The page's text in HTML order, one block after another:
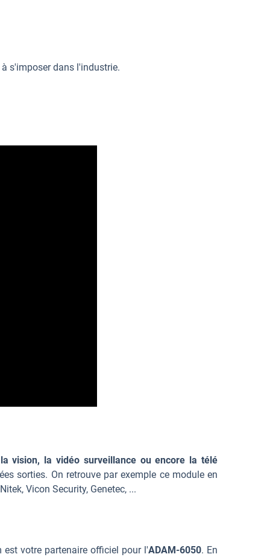
s'imposer dans l'industrie.
vision, la vidéo surveillance ou encore la télé
sorties. On retrouve par exemple ce module en
Vicon Security, Genetec, ...
est votre partenaire officiel pour l'ADAM-6050. En